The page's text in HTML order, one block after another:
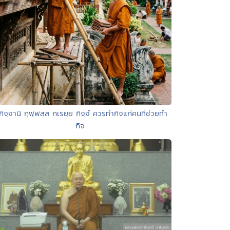
จฺจานิ กุพฺพสฺส กเรยฺย กิจฺจํ ควรทำกิจแก่คนที่ช่วยทำ
กิจ